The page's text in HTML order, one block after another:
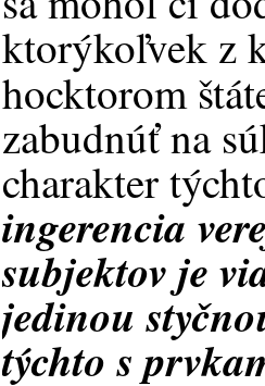
ktorýkoľvek z
hocktorom
zabudnúť na
charakter
ingerencia
subjektov je
jedinou
týchto s